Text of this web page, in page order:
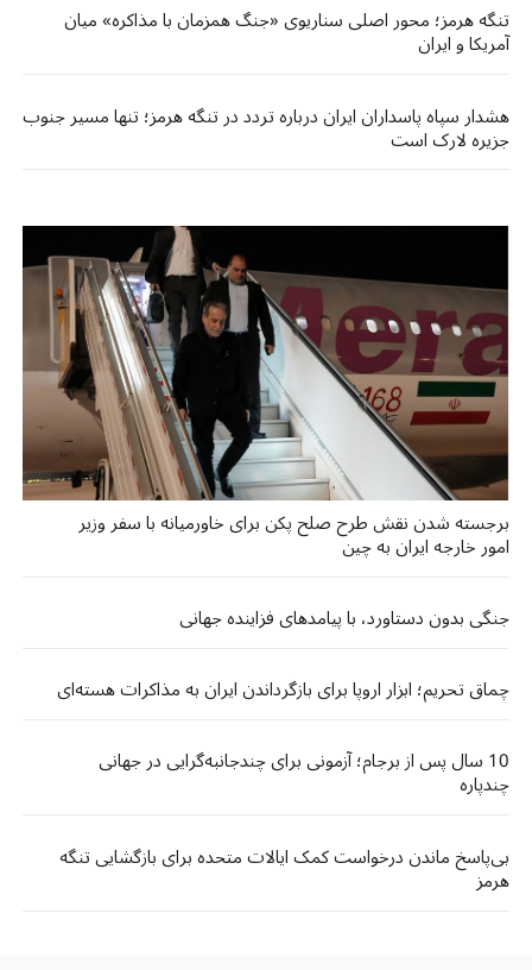
تنگه هرمز؛ محور اصلی سناریوی «جنگ همزمان با مذاکره» میان
آمریکا و ایران
هشدار سپاه پاسداران ایران درباره تردد در تنگه هرمز؛ تنها مسیر جنوب
جزیره لارک است
برجسته شدن نقش طرح صلح پکن برای خاورمیانه با سفر وزیر
امور خارجه ایران به چین
جنگی بدون دستاورد، با پیامدهای فزاینده جهانی
چماق تحریم؛ ابزار اروپا برای بازگرداندن ایران به مذاکرات هسته‌‌ای
10 سال پس از برجام؛ آزمونی برای چندجانبه‌گرایی در جهانی
چندپاره
بی‌پاسخ ماندن درخواست کمک ایالات متحده برای بازگشایی تنگه
هرمز